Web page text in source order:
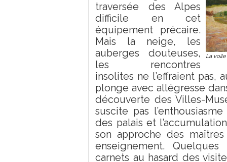
La
traversée des Alpes
difficile en cet
équipement précaire.
Mais la neige, les
auberges douteuses,
les rencontres
insolites ne l’effraient pas,
plonge avec allégresse
découverte des Villes-
suscite pas
des palais et
son approche des
enseignement.
carnets au hasard des